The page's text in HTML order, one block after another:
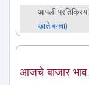
आपली प्रतिक्रिया
खाते बनवा)
आजचे बाजार